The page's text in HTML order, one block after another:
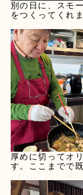
別の日に、スモ
をつくってくれ
厚めに切ってオ
す。ここまでで